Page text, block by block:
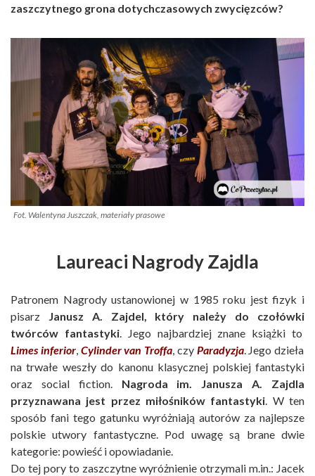
zaszczytnego grona dotychczasowych zwycięzców?
Fot. Walentyna Juszczak, materiały prasowe
Laureaci Nagrody Zajdla
Patronem Nagrody ustanowionej w 1985 roku jest fizyk i
pisarz Janusz A. Zajdel, który należy do czołówki
twórców fantastyki. Jego najbardziej znane książki to
Limes inferior, Cylinder van Troffa, czy Paradyzja. Jego dzieła
na trwałe weszły do kanonu klasycznej polskiej fantastyki
oraz social fiction. Nagroda im. Janusza A. Zajdla
przyznawana jest przez miłośników fantastyki. W ten
sposób fani tego gatunku wyróżniają autorów za najlepsze
polskie utwory fantastyczne. Pod uwagę są brane dwie
kategorie: powieść i opowiadanie.
Do tej pory to zaszczytne wyróżnienie otrzymali m.in.: Jacek